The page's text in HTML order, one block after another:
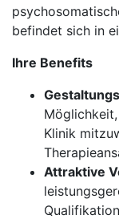
befindet sich in
Ihre Benefits
Klinik
Attraktive